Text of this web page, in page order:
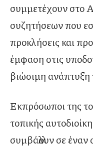
συμμετέχουν στο
συζητήσεων που
προκλήσεις και
έμφαση στις
βιώσιμη
Εκπρόσωποι της
τοπικής
συμβάλλουν σε